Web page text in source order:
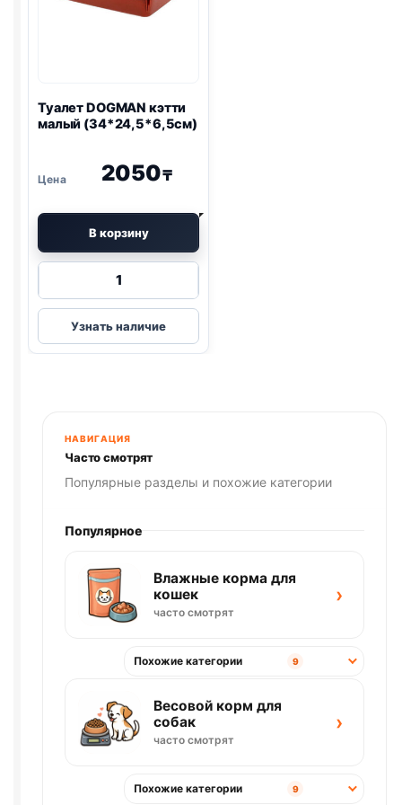
Туалет DOGMAN кэтти
малый (34*24,5*6,5см)
2050₸
В корзину
Количество
Туалет
DOGMAN
кэтти
Узнать наличие
НАВИГАЦИЯ
Часто смотрят
Популярные разделы и похожие категории
Популярное
Влажные корма для
кошек
часто смотрят
›
Похожие категории 9
Весовой корм для
собак
часто смотрят
›
Похожие категории 9